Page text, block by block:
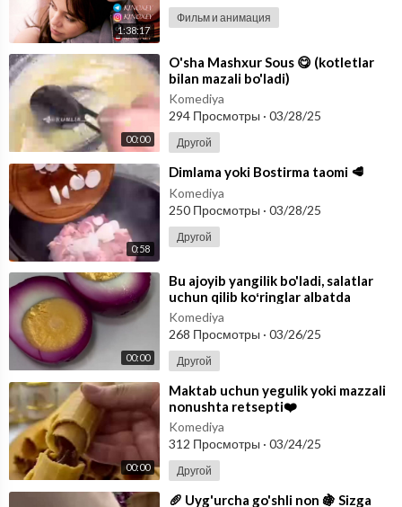
1:38:17
Фильм и анимация
00:00
⁣O'sha Mashxur Sous 😋 (kotletlar
bilan mazali bo'ladi)
Komediya
294 Просмотры · 03/28/25
Другой
0:58
⁣Dimlama yoki Bostirma taomi 🥩
Komediya
250 Просмотры · 03/28/25
Другой
00:00
⁣Bu ajoyib yangilik bo'ladi, salatlar
uchun qilib koʻringlar albatda
yoqadi.❤️
Komediya
268 Просмотры · 03/26/25
Другой
00:00
⁣Maktab uchun yegulik yoki mazzali
nonushta retsepti❤️
Komediya
312 Просмотры · 03/24/25
Другой
⁣🥖 Uyg'urcha go'shli non 🍇 Sizga